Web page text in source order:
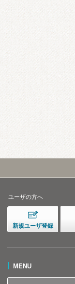
ユーザの方へ
新規ユーザ登録
MENU